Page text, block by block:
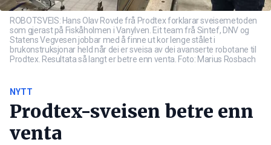
ROBOTSVEIS: Hans Olav Rovde frå Prodtex forklarar sveisemetoden
som gjerast på Fiskåholmen i Vanylven. Eit team frå Sintef, DNV og
Statens Vegvesen jobbar med å finne ut kor lenge stålet i
brukonstruksjonar held når dei er sveisa av dei avanserte robotane til
Prodtex. Resultata så langt er betre enn venta. Foto: Marius Rosbach
NYTT
Prodtex-sveisen betre enn
venta